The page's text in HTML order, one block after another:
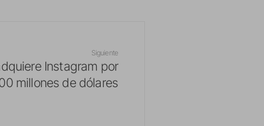
Siguiente
Instagram por
millones de dólares